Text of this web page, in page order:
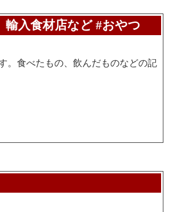
入食材店など #おやつ
。食べたもの、飲んだものなどの記